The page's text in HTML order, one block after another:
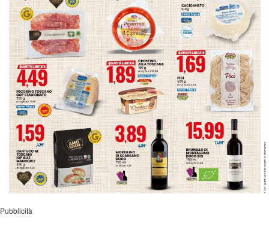
Pubblicità